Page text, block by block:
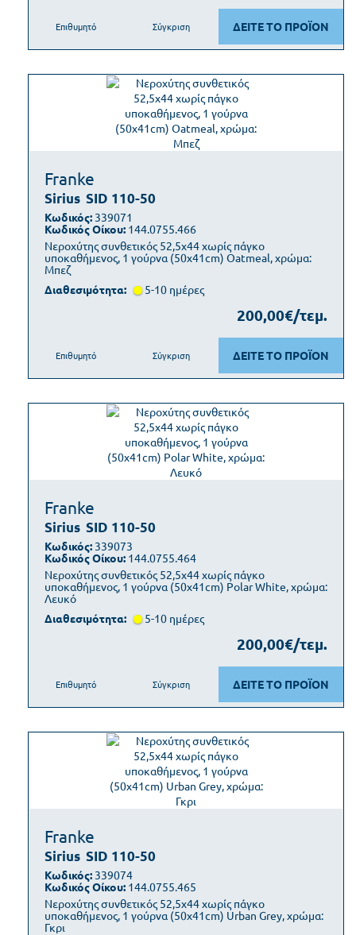
ΔΕΙΤΕ ΤΟ ΠΡΟΪΟΝ
Επιθυμητό Σύγκριση
Franke
Sirius SID 110-50
Νεροχύτης συνθετικός 52,5x44 χωρίς πάγκο
υποκαθήμενος, 1 γούρνα (50x41cm) Oatmeal, χρώμα:
Μπεζ
Κωδικός: 339071
Κωδικός Οίκου: 144.0755.466
Διαθεσιμότητα: 5-10 ημέρες
200,00€/τεμ.
ΔΕΙΤΕ ΤΟ ΠΡΟΪΟΝ
Επιθυμητό Σύγκριση
Franke
Sirius SID 110-50
Νεροχύτης συνθετικός 52,5x44 χωρίς πάγκο
υποκαθήμενος, 1 γούρνα (50x41cm) Polar White, χρώμα:
Λευκό
Κωδικός: 339073
Κωδικός Οίκου: 144.0755.464
Διαθεσιμότητα: 5-10 ημέρες
200,00€/τεμ.
ΔΕΙΤΕ ΤΟ ΠΡΟΪΟΝ
Επιθυμητό Σύγκριση
Franke
Sirius SID 110-50
Νεροχύτης συνθετικός 52,5x44 χωρίς πάγκο
υποκαθήμενος, 1 γούρνα (50x41cm) Urban Grey, χρώμα:
Γκρι
Κωδικός: 339074
Κωδικός Οίκου: 144.0755.465